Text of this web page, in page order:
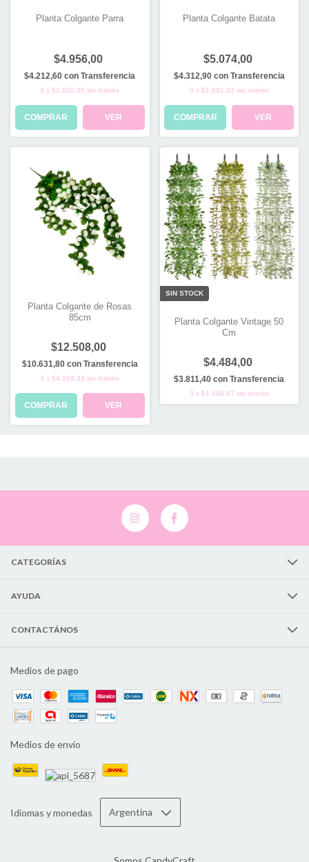
Planta Colgante Parra
$4.956,00
$4.212,60con Transferencia
3 x$1.652,00 sin interés
COMPRAR VER
Planta Colgante Batata
$5.074,00
$4.312,90 con Transferencia
3 x $1.691,33 sin interés
COMPRAR VER
Planta Colgante de Rosas
85cm
$12.508,00
$10.631,80 con Transferencia
3 x$4.169,33 sin interés
COMPRAR VER
SIN STOCK
Planta Colgante Vintage 50
Cm
$4.484,00
$3.811,40con Transferencia
3 x $1.494,67 sin interés
CATEGORÍAS
AYUDA
CONTACTÁNOS
Medios de pago
Medios de envío
Idiomas y monedas